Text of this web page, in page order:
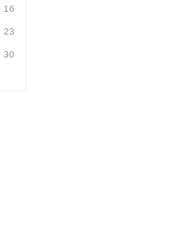
16
23
30